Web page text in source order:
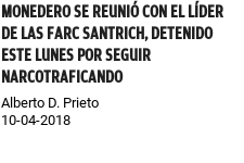
MONEDERO SE REUNIÓ CON EL LÍDER
DE LAS FARC SANTRICH, DETENIDO
ESTE LUNES POR SEGUIR
NARCOTRAFICANDO
Alberto D. Prieto
10-04-2018